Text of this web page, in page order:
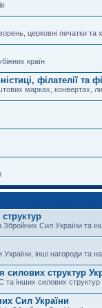
церковні печатки та
країн
філателії та
марках, конвертах,
Збройних Сил України та
інші нагороди та
силових структур
та інших силових структур
Сил України